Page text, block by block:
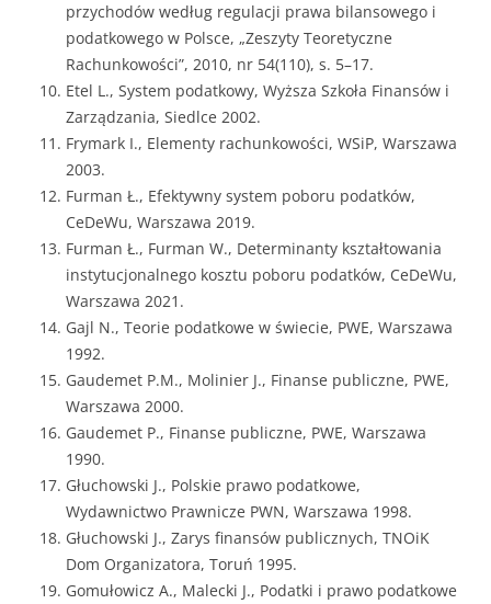
przychodów według regulacji prawa bilansowego i
podatkowego w Polsce, „Zeszyty Teoretyczne
Rachunkowości”, 2010, nr 54(110), s. 5–17.
Etel L., System podatkowy, Wyższa Szkoła Finansów i
Zarządzania, Siedlce 2002.
Frymark I., Elementy rachunkowości, WSiP, Warszawa
2003.
Furman Ł., Efektywny system poboru podatków,
CeDeWu, Warszawa 2019.
Furman Ł., Furman W., Determinanty kształtowania
instytucjonalnego kosztu poboru podatków, CeDeWu,
Warszawa 2021.
Gajl N., Teorie podatkowe w świecie, PWE, Warszawa
1992.
Gaudemet P.M., Molinier J., Finanse publiczne, PWE,
Warszawa 2000.
Gaudemet P., Finanse publiczne, PWE, Warszawa
1990.
Głuchowski J., Polskie prawo podatkowe,
Wydawnictwo Prawnicze PWN, Warszawa 1998.
Głuchowski J., Zarys finansów publicznych, TNOiK
Dom Organizatora, Toruń 1995.
Gomułowicz A., Malecki J., Podatki i prawo podatkowe